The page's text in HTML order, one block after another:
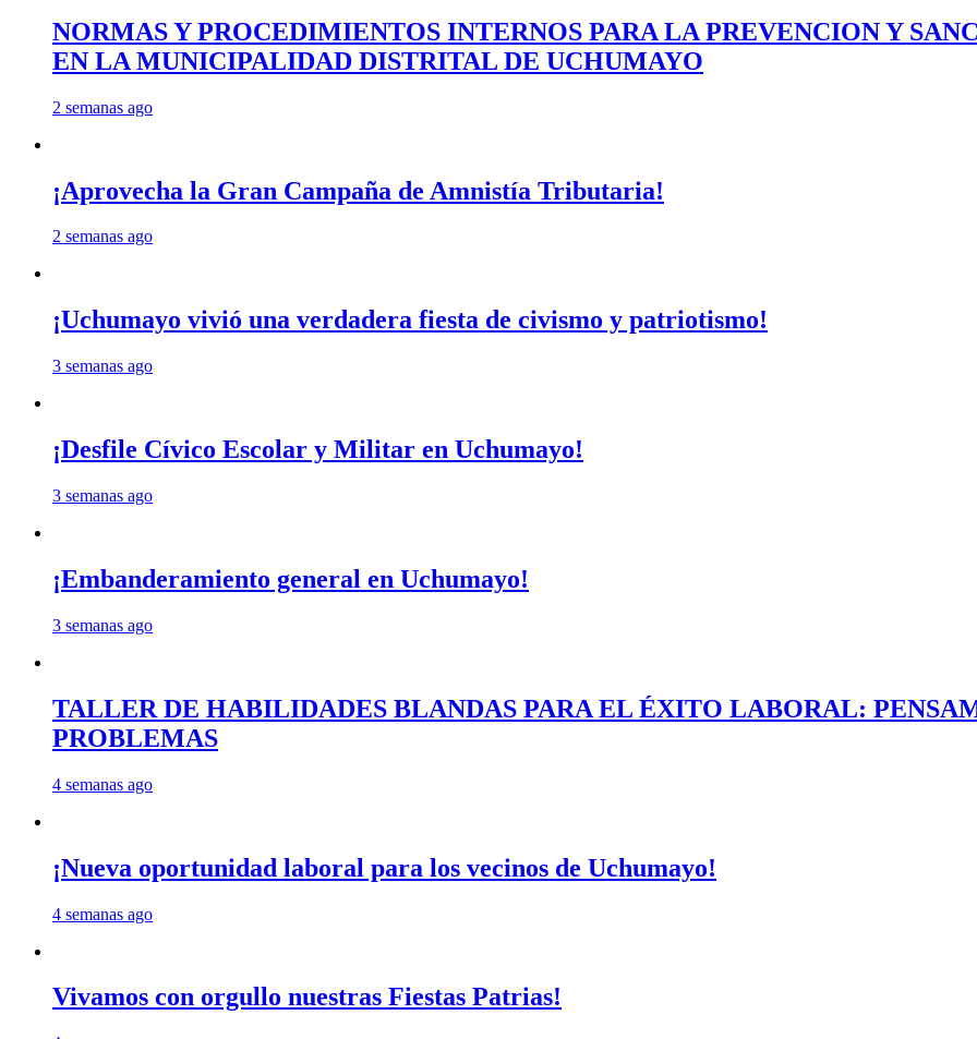
NORMAS Y PROCEDIMIENTOS INTERNOS PARA LA PREVENCION Y
EN LA MUNICIPALIDAD DISTRITAL DE UCHUMAYO
2 semanas ago
¡Aprovecha la Gran Campaña de Amnistía Tributaria!
2 semanas ago
¡Uchumayo vivió una verdadera fiesta de civismo y patriotismo!
3 semanas ago
¡Desfile Cívico Escolar y Militar en Uchumayo!
3 semanas ago
¡Embanderamiento general en Uchumayo!
3 semanas ago
TALLER DE HABILIDADES BLANDAS PARA EL ÉXITO LABORAL:
PROBLEMAS
4 semanas ago
¡Nueva oportunidad laboral para los vecinos de Uchumayo!
4 semanas ago
Vivamos con orgullo nuestras Fiestas Patrias!